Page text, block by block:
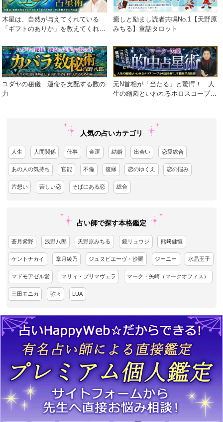
木星は、自然が与えてくれている
「ギフトのありか」を教えてくれる
癒しと励まし読者共鳴No.1【天野原
みちる】童話タロット
ユダヤの秘儀 運命を支配する数の
力
元N首相が「当たる」と驚愕！ 人
生の縮図といわれるホロスコープか
人気の占いカテゴリ
人生 人間関係 仕事 金運 結婚 出会い 恋愛総合
あの人の気持ち 官能 不倫 復縁 恋のゆくえ 恋の悩み
片想い 苦しい恋 そばにある恋 総合
占い師で探す本格鑑定
蒼月紫野 浅野八郎 天野原みちる 鏡リュウジ 熊﨑健恒
ケントナカイ 章月綾乃 ジュヌビエーヴ・沙羅 ジーニー 水晶玉子
マドモアゼル愛 マリィ・プリマヴェラ マーク・矢崎（マークオフィス）
三田モニカ 弥々 LUA